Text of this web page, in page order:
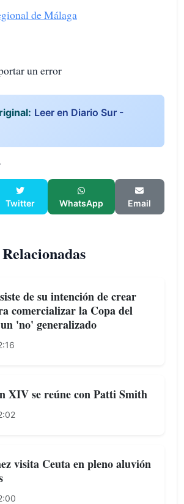
de Málaga
un error
Leer en Diario Sur -
Twitter WhatsApp Email
de su intención de crear
comercializar la Copa del
'no' generalizado
XIV se reúne con Patti Smith
visita Ceuta en pleno aluvión